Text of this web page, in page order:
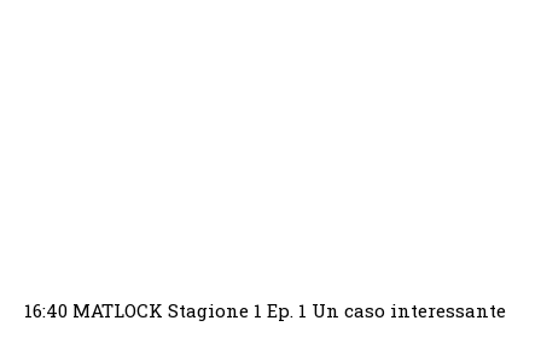
16:40 MATLOCK Stagione 1 Ep. 1 Un caso interessante